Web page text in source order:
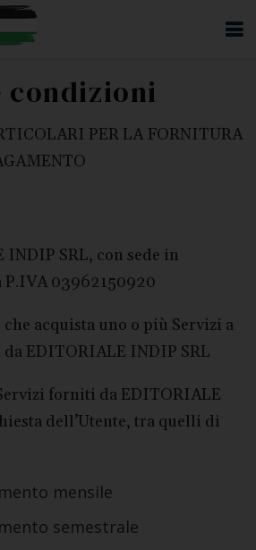
condizioni
PER LA FORNITURA
SRL, con sede in
03962150920
acquista uno o più Servizi a
EDITORIALE INDIP SRL
forniti da EDITORIALE
dell’Utente, tra quelli di
mensile
semestrale